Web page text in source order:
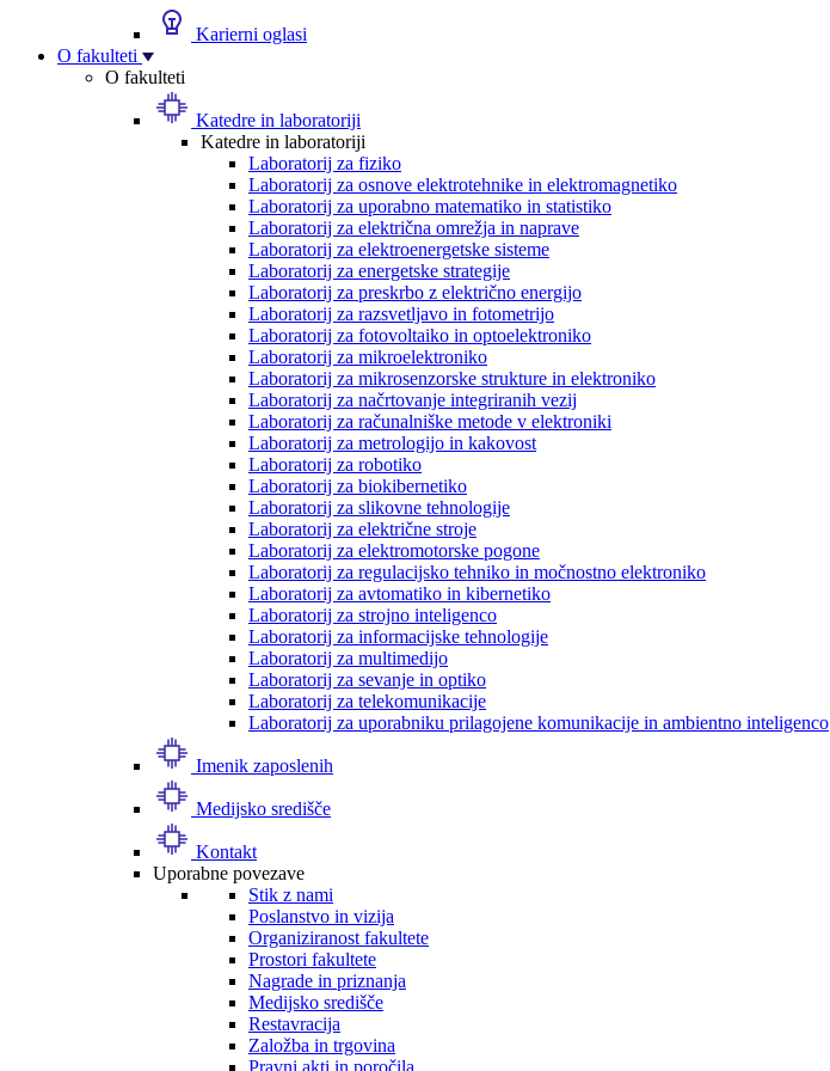
Karierni oglasi
O fakulteti
O fakulteti
Katedre in laboratoriji
Katedre in laboratoriji
Laboratorij za fiziko
Laboratorij za osnove elektrotehnike in elektromagnetiko
Laboratorij za uporabno matematiko in statistiko
Laboratorij za električna omrežja in naprave
Laboratorij za elektroenergetske sisteme
Laboratorij za energetske strategije
Laboratorij za preskrbo z električno energijo
Laboratorij za razsvetljavo in fotometrijo
Laboratorij za fotovoltaiko in optoelektroniko
Laboratorij za mikroelektroniko
Laboratorij za mikrosenzorske strukture in elektroniko
Laboratorij za načrtovanje integriranih vezij
Laboratorij za računalniške metode v elektroniki
Laboratorij za metrologijo in kakovost
Laboratorij za robotiko
Laboratorij za biokibernetiko
Laboratorij za slikovne tehnologije
Laboratorij za električne stroje
Laboratorij za elektromotorske pogone
Laboratorij za regulacijsko tehniko in močnostno elektroniko
Laboratorij za avtomatiko in kibernetiko
Laboratorij za strojno inteligenco
Laboratorij za informacijske tehnologije
Laboratorij za multimedijo
Laboratorij za sevanje in optiko
Laboratorij za telekomunikacije
Laboratorij za uporabniku prilagojene komunikacije in ambientno inteligenco
Imenik zaposlenih
Medijsko središče
Kontakt
Uporabne povezave
Stik z nami
Poslanstvo in vizija
Organiziranost fakultete
Prostori fakultete
Nagrade in priznanja
Medijsko središče
Restavracija
Založba in trgovina
Pravni akti in poročila